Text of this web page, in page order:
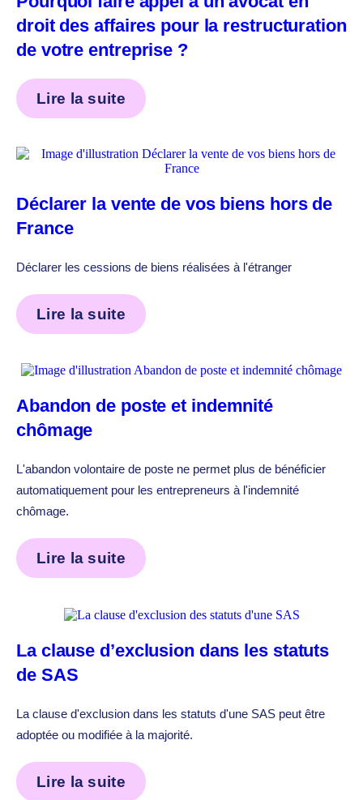
droit des affaires pour la restructuration
de votre entreprise ?
Lire la suite
Déclarer la vente de vos biens hors de
France
Déclarer les cessions de biens réalisées à l'étranger
Lire la suite
Abandon de poste et indemnité
chômage
L'abandon volontaire de poste ne permet plus de bénéficier
automatiquement pour les entrepreneurs à l'indemnité
chômage.
Lire la suite
La clause d’exclusion dans les statuts
de SAS
La clause d'exclusion dans les statuts d'une SAS peut être
adoptée ou modifiée à la majorité.
Lire la suite